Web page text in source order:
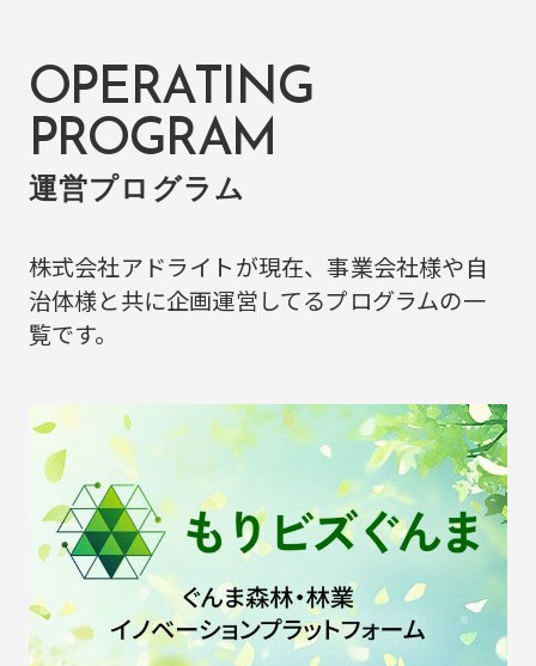
OPERATING
PROGRAM
運営プログラム
株式会社アドライトが現在、事業会社様や自
治体様と共に企画運営してるプログラムの一
覧です。